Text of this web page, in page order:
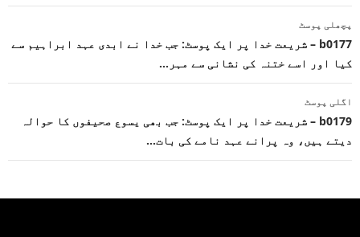
پوسٹوں
کی
نیویگیشن
پچھلی پوسٹ
b0177 – شریعت خدا پر ایک پوسٹ: جب خدا نے ابدی عہد ابراہیم سے
کیا اور اسے ختنہ کی نشانی سے مہر…
اگلی پوسٹ
b0179 – شریعت خدا پر ایک پوسٹ: جب بھی یسوع صحیفوں کا حوالہ
دیتے ہیں، وہ پرانے عہد نامے کی بات…